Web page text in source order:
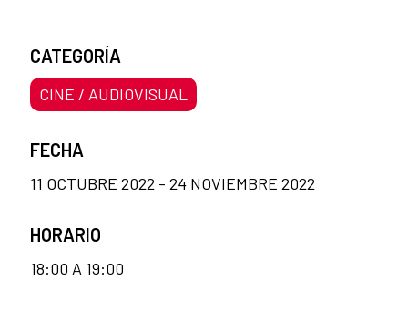
CATEGORÍA
CINE / AUDIOVISUAL
FECHA
11 OCTUBRE 2022 - 24 NOVIEMBRE 2022
HORARIO
18:00 A 19:00